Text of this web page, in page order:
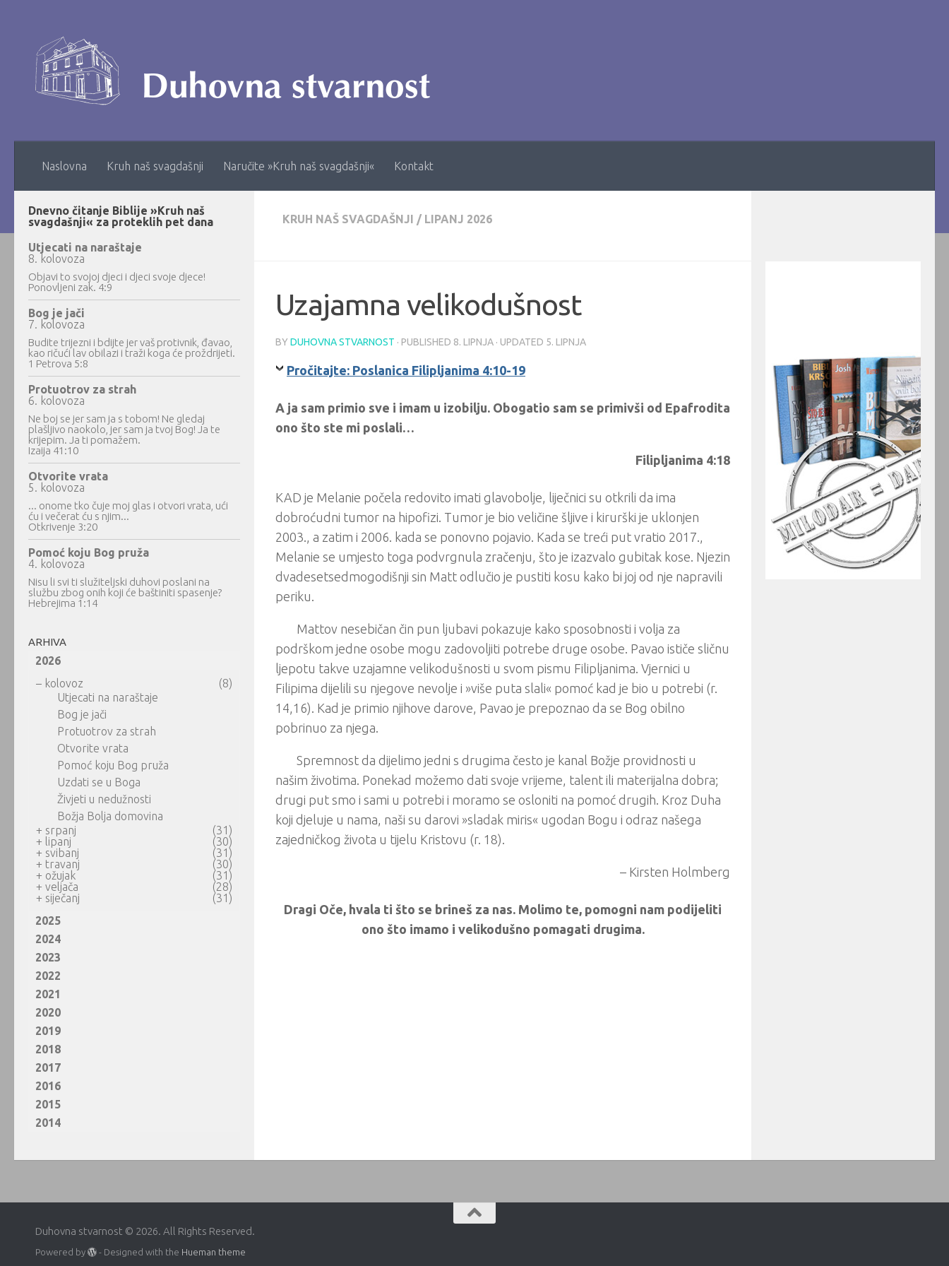
Naslovna Kruh naš svagdašnji Naručite »Kruh naš svagdašnji« Kontakt
KRUH NAŠ SVAGDAŠNJI / LIPANJ 2026
Uzajamna velikodušnost
BY DUHOVNA STVARNOST · PUBLISHED 8. LIPNJA · UPDATED 5. LIPNJA
Pročitajte: Poslanica Filipljanima 4:10-19
A ja sam primio sve i imam u izobilju. Obogatio sam se primivši od Epafrodita
ono što ste mi poslali…
Filipljanima 4:18
KAD je Melanie počela redovito imati glavobolje, liječnici su otkrili da ima
dobroćudni tumor na hipofizi. Tumor je bio veličine šljive i kirurški je uklonjen
2003., a zatim i 2006. kada se ponovno pojavio. Kada se treći put vratio 2017.,
Melanie se umjesto toga podvrgnula zračenju, što je izazvalo gubitak kose. Njezin
dvadesetsedmogodišnji sin Matt odlučio je pustiti kosu kako bi joj od nje napravili
periku.
Mattov nesebičan čin pun ljubavi pokazuje kako sposobnosti i volja za
podrškom jedne osobe mogu zadovoljiti potrebe druge osobe. Pavao ističe sličnu
ljepotu takve uzajamne velikodušnosti u svom pismu Filipljanima. Vjernici u
Filipima dijelili su njegove nevolje i »više puta slali« pomoć kad je bio u potrebi (r.
14,16). Kad je primio njihove darove, Pavao je prepoznao da se Bog obilno
pobrinuo za njega.
Spremnost da dijelimo jedni s drugima često je kanal Božje providnosti u
našim životima. Ponekad možemo dati svoje vrijeme, talent ili materijalna dobra;
drugi put smo i sami u potrebi i moramo se osloniti na pomoć drugih. Kroz Duha
koji djeluje u nama, naši su darovi »sladak miris« ugodan Bogu i odraz našega
zajedničkog života u tijelu Kristovu (r. 18).
– Kirsten Holmberg
Dragi Oče, hvala ti što se brineš za nas. Molimo te, pomogni nam podijeliti
ono što imamo i velikodušno pomagati drugima.
Dnevno čitanje Biblije »Kruh naš
svagdašnji« za proteklih pet dana
Utjecati na naraštaje
8. kolovoza
Objavi to svojoj djeci i djeci svoje djece!
Ponovljeni zak. 4:9
Bog je jači
7. kolovoza
Budite trijezni i bdijte jer vaš protivnik, đavao,
kao ričući lav obilazi i traži koga će proždrijeti.
1 Petrova 5:8
Protuotrov za strah
6. kolovoza
Ne boj se jer sam ja s tobom! Ne gledaj
plašljivo naokolo, jer sam ja tvoj Bog! Ja te
krijepim. Ja ti pomažem.
Izaija 41:10
Otvorite vrata
5. kolovoza
... onome tko čuje moj glas i otvori vrata, ući
ću i večerat ću s njim...
Otkrivenje 3:20
Pomoć koju Bog pruža
4. kolovoza
Nisu li svi ti služiteljski duhovi poslani na
službu zbog onih koji će baštiniti spasenje?
Hebrejima 1:14
ARHIVA
2026
– kolovoz
(8)
Utjecati na naraštaje
Bog je jači
Protuotrov za strah
Otvorite vrata
Pomoć koju Bog pruža
Uzdati se u Boga
Živjeti u nedužnosti
Božja Bolja domovina
+ srpanj
(31)
+ lipanj
(30)
+ svibanj
(31)
+ travanj
(30)
+ ožujak
(31)
+ veljača
(28)
+ siječanj
(31)
2025
2024
2023
2022
2021
2020
2019
2018
2017
2016
2015
2014
Duhovna stvarnost © 2026. All Rights Reserved.
Powered by - Designed with the Hueman theme